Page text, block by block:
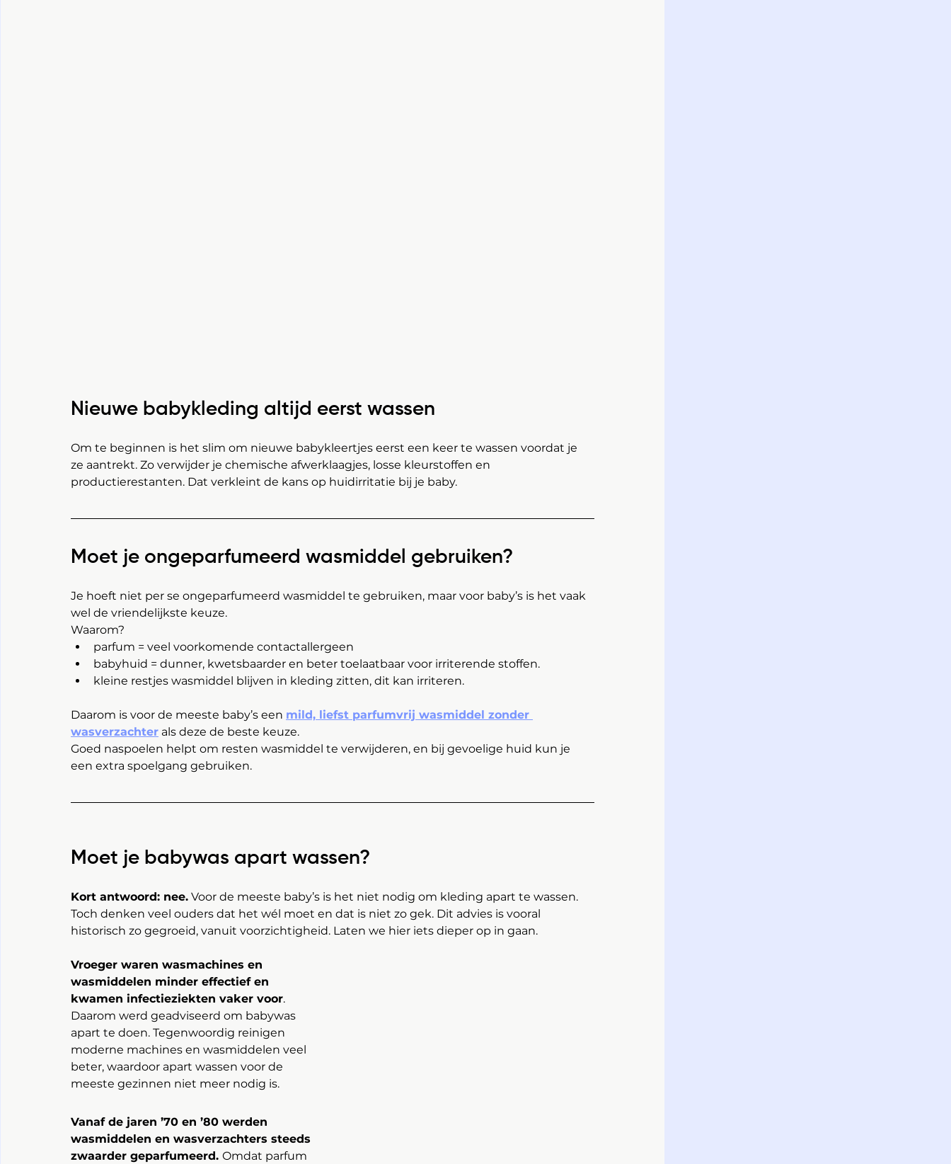
Nieuwe babykleding altijd eerst wassen
Om te beginnen is het slim om nieuwe babykleertjes eerst een keer te wassen voordat je
ze aantrekt. Zo verwijder je chemische afwerklaagjes, losse kleurstoffen en
productierestanten. Dat verkleint de kans op huidirritatie bij je baby.
Moet je ongeparfumeerd wasmiddel gebruiken?
Je hoeft niet per se ongeparfumeerd wasmiddel te gebruiken, maar voor baby’s is het vaak
wel de vriendelijkste keuze.
Waarom?
parfum = veel voorkomende contactallergeen
babyhuid = dunner, kwetsbaarder en beter toelaatbaar voor irriterende stoffen.
kleine restjes wasmiddel blijven in kleding zitten, dit kan irriteren.
Daarom is voor de meeste baby’s een mild, liefst parfumvrij wasmiddel zonder
wasverzachter als deze de beste keuze.
Goed naspoelen helpt om resten wasmiddel te verwijderen, en bij gevoelige huid kun je
een extra spoelgang gebruiken.
Moet je babywas apart wassen?
Kort antwoord: nee. Voor de meeste baby’s is het niet nodig om kleding apart te wassen.
Toch denken veel ouders dat het wél moet en dat is niet zo gek. Dit advies is vooral
historisch zo gegroeid, vanuit voorzichtigheid. Laten we hier iets dieper op in gaan.
Vroeger waren wasmachines en
wasmiddelen minder effectief en
kwamen infectieziekten vaker voor.
Daarom werd geadviseerd om babywas
apart te doen. Tegenwoordig reinigen
moderne machines en wasmiddelen veel
beter, waardoor apart wassen voor de
meeste gezinnen niet meer nodig is.
Vanaf de jaren ’70 en ’80 werden
wasmiddelen en wasverzachters steeds
zwaarder geparfumeerd. Omdat parfum